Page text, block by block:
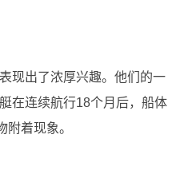
现出了浓厚兴趣。他们的一
在连续航行18个月后，船体
着现象。